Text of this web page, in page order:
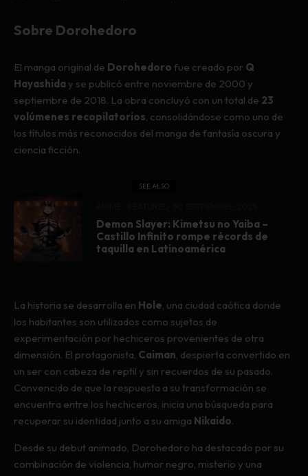
Sobre Dorohedoro
El manga original de Dorohedoro fue creado por Q
Hayashida y se publicó entre noviembre de 2000 y
septiembre de 2018. La obra concluyó con un total de 23
volúmenes recopilatorios , consolidándose como uno de
los títulos más reconocidos del manga de fantasía oscura y
ciencia ficción.
SEE ALSO
Demon Slayer: Kimetsu no Yaiba –
Castillo Infinito rompe récords de
taquilla en Latinoamérica
La historia se desarrolla en Hole , una ciudad caótica donde
los habitantes son utilizados como sujetos de
experimentación por hechiceros provenientes de otra
dimensión. El protagonista, Caiman , despierta convertido en
un ser con cabeza de reptil y sin recuerdos de su pasado.
Convencido de que la respuesta a su transformación se
encuentra entre los hechiceros, inicia una búsqueda para
recuperar su identidad junto a su amiga Nikaido.
Desde su debut animado, Dorohedoro ha destacado por su
combinación de violencia, humor negro, misterio y una